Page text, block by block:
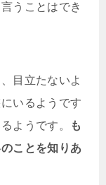
うことはでき
目立たないよ
いるようです
ようです。
も
ことを知りあ